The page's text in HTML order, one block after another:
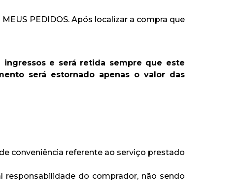
PEDIDOS. Após localizar a compra que
e será retida sempre que este
será estornado apenas o valor das
conveniência referente ao serviço prestado
do comprador, não sendo